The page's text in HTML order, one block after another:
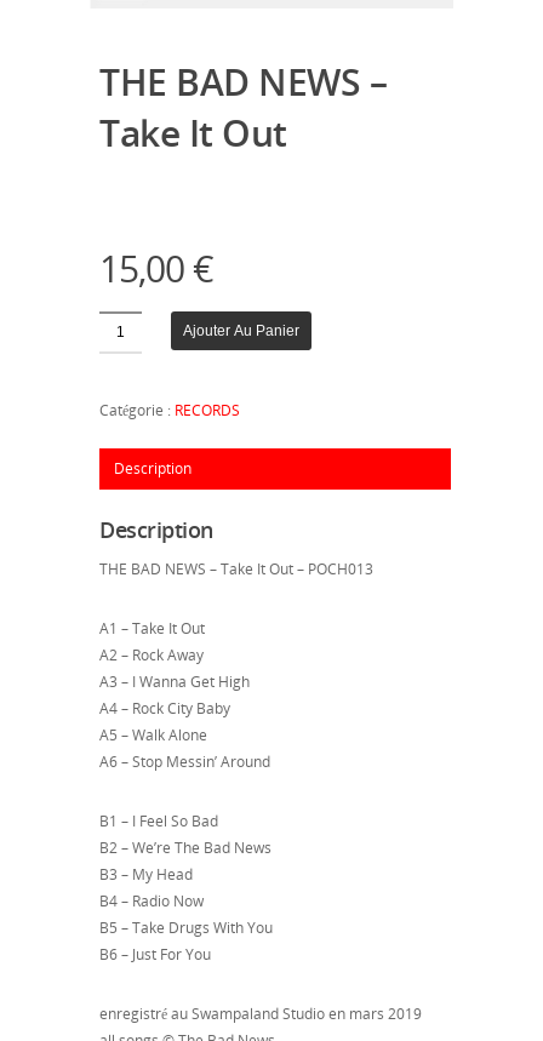
THE BAD NEWS –
Take It Out
15,00€
Quantité Ajouter Au Panier
Catégorie : RECORDS
Description
Description
THE BAD NEWS – Take It Out – POCH013
A1 – Take It Out
A2 – Rock Away
A3 – I Wanna Get High
A4 – Rock City Baby
A5 – Walk Alone
A6 – Stop Messin’ Around
B1 – I Feel So Bad
B2 – We’re The Bad News
B3 – My Head
B4 – Radio Now
B5 – Take Drugs With You
B6 – Just For You
enregistré au Swampaland Studio en mars 2019